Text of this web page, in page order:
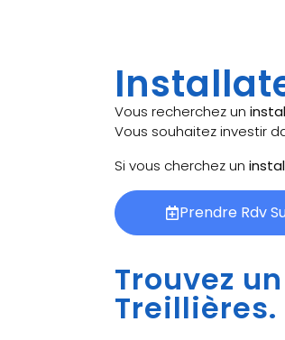
Vous recherchez un
Vous souhaitez investir
Si vous cherchez un
Prendre Rdv
Trouvez
Treillières.